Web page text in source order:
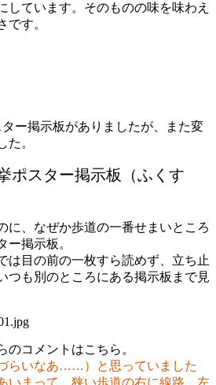
しています。そのものの味を味わえ
です。
ー掲示板がありましたが、また変
た。
ポスター掲示板（ふくす
に、なぜか歩道の一番せまいところ
ー掲示板。
は目の前の一枚すら読めず、立ち止
つも別のところにある掲示板まで見
のコメントはこちら。
らいなあ……）と思っていました